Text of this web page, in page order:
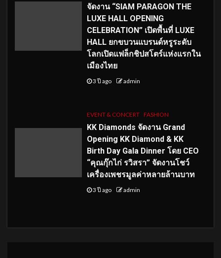
จัดงาน “SIAM PARAGON THE
LUXE HALL OPENING
CELEBRATION” เปิดพื้นที่ LUXE
HALL ยกขบวนแบรนด์หรูระดับ
โลกเปิดแฟล็กชิปสโตร์แห่งแรกใน
เมืองไทย
3 ปี ago admin
EVENT & CONCERT FASHION
KK Diamonds จัดงาน Grand
Opening KK Diamond & KK
Birth Day Gala Dinner โดย CEO
“คุณกุ๊กไก่ รวิสรา” จัดงานโชว์
เครื่องเพชรมูลค่าหลายล้านบาท
3 ปี ago admin